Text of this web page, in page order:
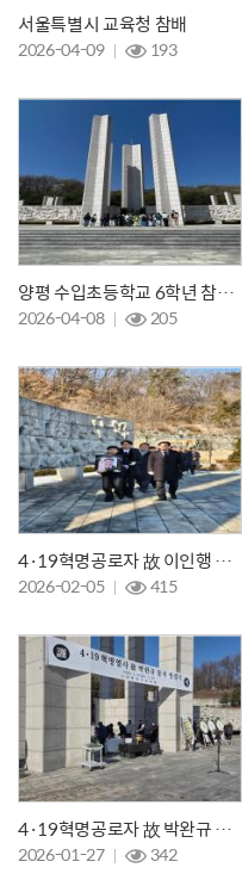
서울특별시 교육청 참배
2026-04-09
193
양평 수입초등학교 6학년 참배와 기념관 관람
2026-04-08
205
4·19혁명공로자 故 이인행 님의 영결식과 안장식
2026-02-05
415
4·19혁명공로자 故 박완규 님의 영결식과 안장식
2026-01-27
342